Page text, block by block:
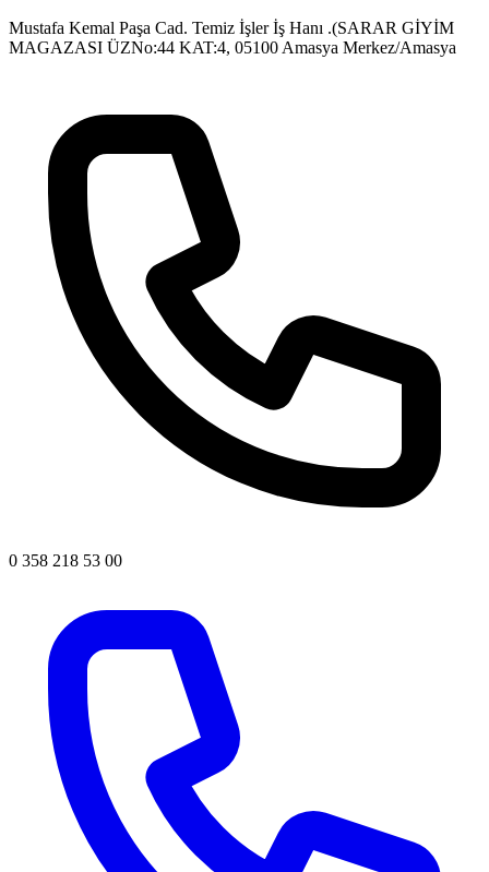
Mustafa Kemal Paşa Cad. Temiz İşler İş Hanı .(SARAR GİYİM
MAGAZASI ÜZNo:44 KAT:4, 05100 Amasya Merkez/Amasya
0 358 218 53 00